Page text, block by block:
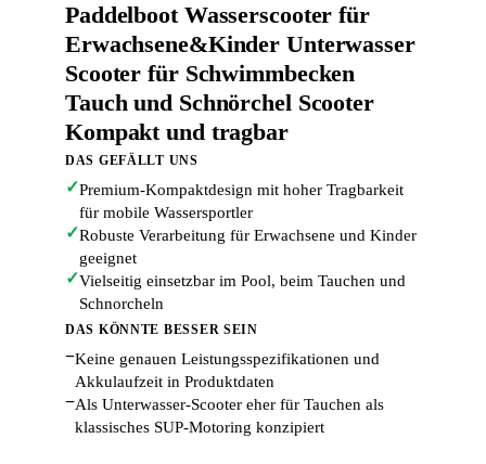
Paddelboot Wasserscooter für
Erwachsene&Kinder Unterwasser
Scooter für Schwimmbecken
Tauch und Schnörchel Scooter
Kompakt und tragbar
DAS GEFÄLLT UNS
✓Premium-Kompaktdesign mit hoher Tragbarkeit
für mobile Wassersportler
✓Robuste Verarbeitung für Erwachsene und Kinder
geeignet
✓Vielseitig einsetzbar im Pool, beim Tauchen und
Schnorcheln
DAS KÖNNTE BESSER SEIN
−Keine genauen Leistungsspezifikationen und
Akkulaufzeit in Produktdaten
−Als Unterwasser-Scooter eher für Tauchen als
klassisches SUP-Motoring konzipiert